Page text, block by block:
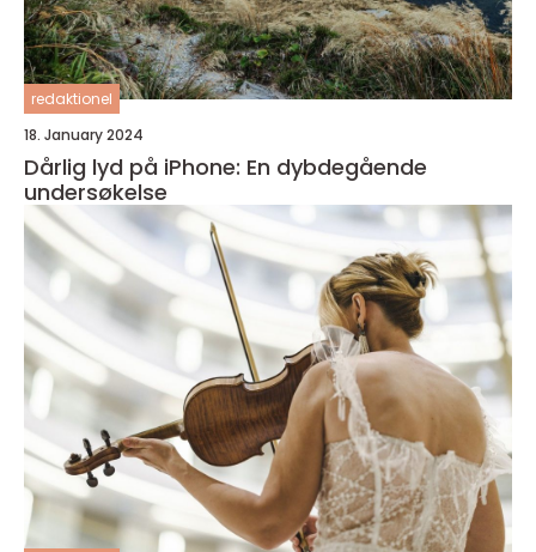
redaktionel
18. January 2024
Dårlig lyd på iPhone: En dybdegående
undersøkelse